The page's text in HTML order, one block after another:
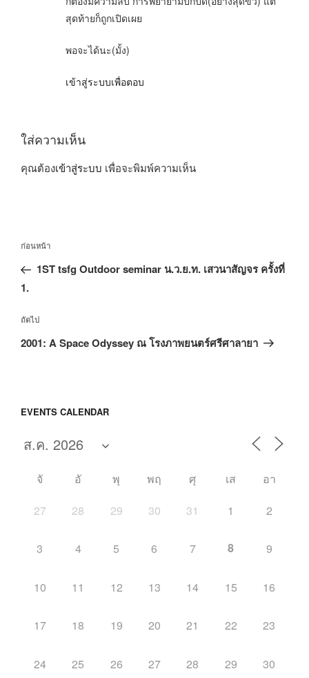
สุดท้ายก็ถูกเปิดเผย
พอจะได้นะ(มั้ง)
เข้าสู่ระบบเพื่อตอบ
ใส่ความเห็น
คุณต้องเข้าสู่ระบบ เพื่อจะพิมพ์ความเห็น
แนะแนว
เรื่อง
เรื่อง
ก่อน
หน้า
ก่อนหน้า
1ST tsfg Outdoor seminar น.ว.ย.ท. เสวนาสัญจร ครั้งที่
1.
เรื่อง
ถัด
ถัดไป
2001: A Space Odyssey ณ โรงภาพยนตร์ศรีศาลายา
EVENTS CALENDAR
จั อั พุ พฤ ศุ เส
อา
27
28 29 30 31 1 2
3 4 5 6 7 8 9
10 11 12 13 14 15 16
17 18 19 20 21 22 23
24 25 26 27 28 29 30